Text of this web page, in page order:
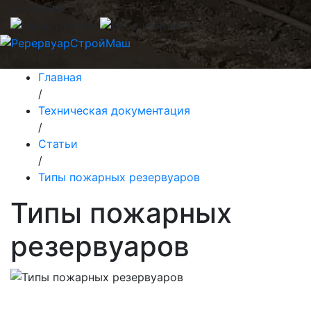
выходные
Главная
/
Техническая документация
/
Статьи
/
Типы пожарных резервуаров
Типы пожарных
резервуаров